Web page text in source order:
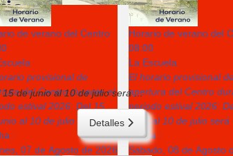
de verano del Centro
provisional de
del Centro durante el
estival 2026: Del 15
al 10 de julio será
:
07 de Agosto de 2026
Horario de verano del
08:00
La Escuela
El horario provisional
apertura del Centro
periodo estival 2026:
junio al 10 de julio será
Fecha :
Sábado, 08 de Agosto
de junio al 10 de julio será...
Detalles